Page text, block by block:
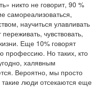
никто не говорит, 90 %
самореализоваться,
научиться улавливать
чувствовать,
Еще 10% говорят
профессию. Но таких, кто
халявным
Вероятно, мы просто
люди отсекаются еще